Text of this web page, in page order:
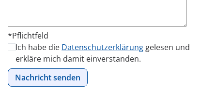
*Pflichtfeld
Bitte lasse dieses Feld leer.
Ich habe die Datenschutzerklärung gelesen und
erkläre mich damit einverstanden.